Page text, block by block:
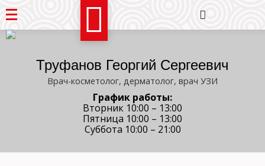
Труфанов Георгий Сергеевич
Врач-косметолог, дерматолог, врач УЗИ
График работы:
Вторник 10:00 – 13:00
Пятница 10:00 – 13:00
Суббота 10:00 – 21:00